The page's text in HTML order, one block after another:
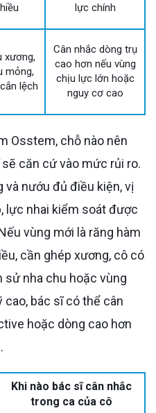
lực chính
xương,
mỏng,
lệch
Cân nhắc dòng trụ
cao hơn nếu vùng
chịu lực lớn hoặc
nguy cơ cao
căn cứ vào mức rủi ro.
nướu đủ điều kiện, vị
lực nhai kiểm soát được
vùng mới là răng hàm
cần ghép xương, cô có
sử nha chu hoặc vùng
bác sĩ có thể cân
hoặc dòng cao hơn
Khi nào bác sĩ cân nhắc
trong ca của cô